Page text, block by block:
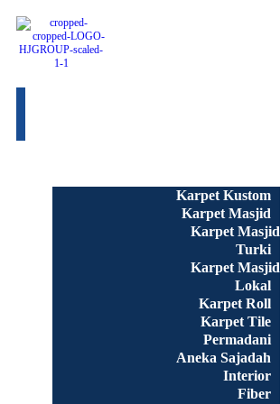
Karpet Kustom
Karpet Masjid
Karpet Masjid
Turki
Karpet Masjid
Lokal
Karpet Roll
Karpet Tile
Permadani
Aneka Sajadah
Interior
Fiber